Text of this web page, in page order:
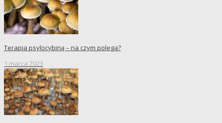
Terapia psylocybiną – na czym polega?
1 marca 2023